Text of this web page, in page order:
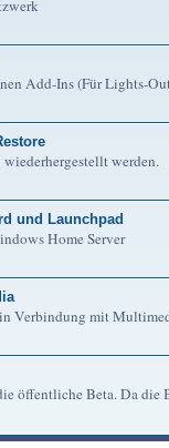
Add-Ins (Für Lights-
werden.
und Launchpad
Home Server
Verbindung mit
öffentliche Beta. Da die